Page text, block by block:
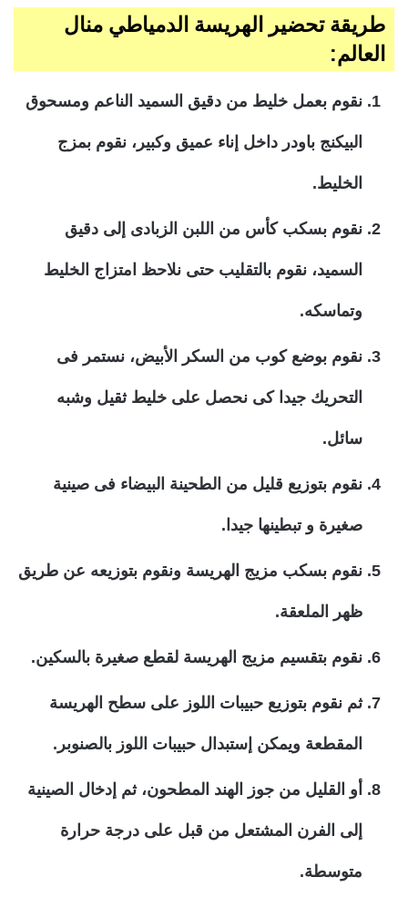
طريقة تحضير الهريسة الدمياطي منال
العالم:
نقوم بعمل خليط من دقيق السميد الناعم ومسحوق
البيكنج باودر داخل إناء عميق وكبير، نقوم بمزج
الخليط.
نقوم بسكب كأس من اللبن الزبادى إلى دقيق
السميد، نقوم بالتقليب حتى نلاحظ امتزاج الخليط
وتماسكه.
نقوم بوضع كوب من السكر الأبيض، نستمر فى
التحريك جيدا كى نحصل على خليط ثقيل وشبه
سائل.
نقوم بتوزيع قليل من الطحينة البيضاء فى صينية
صغيرة و تبطينها جيدا.
نقوم بسكب مزيج الهريسة ونقوم بتوزيعه عن طريق
ظهر الملعقة.
نقوم بتقسيم مزيج الهريسة لقطع صغيرة بالسكين.
ثم نقوم بتوزيع حبيبات اللوز على سطح الهريسة
المقطعة ويمكن إستبدال حبيبات اللوز بالصنوبر.
أو القليل من جوز الهند المطحون، ثم إدخال الصينية
إلى الفرن المشتعل من قبل على درجة حرارة
متوسطة.